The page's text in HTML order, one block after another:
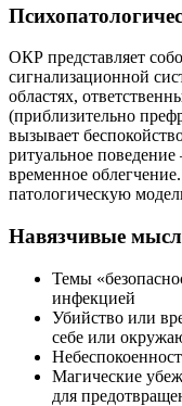
ОКР представляет
сигнализационной
областях,
(приблизительно
вызывает
ритуальное
временное
патологическую
Навязчивые
Темы
инфекцией
Убийство или
себе или
Магические
для